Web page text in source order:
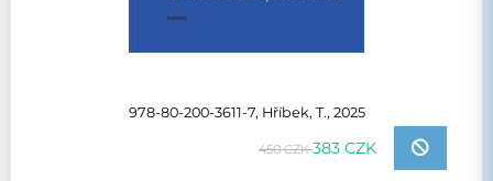
978-80-200-3611-7, Hříbek, T., 2025
450 CZK383 CZK